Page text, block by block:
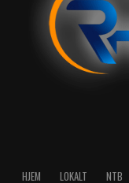
HJEM LOKALT NTB